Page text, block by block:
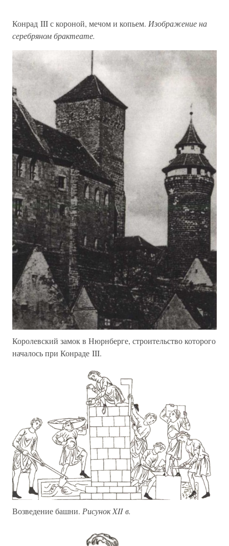
Конрад III с короной, мечом и копьем. Изображение на
серебряном брактеате.
Королевский замок в Нюрнберге, строительство которого
началось при Конраде III.
Возведение башни. Рисунок XII в.